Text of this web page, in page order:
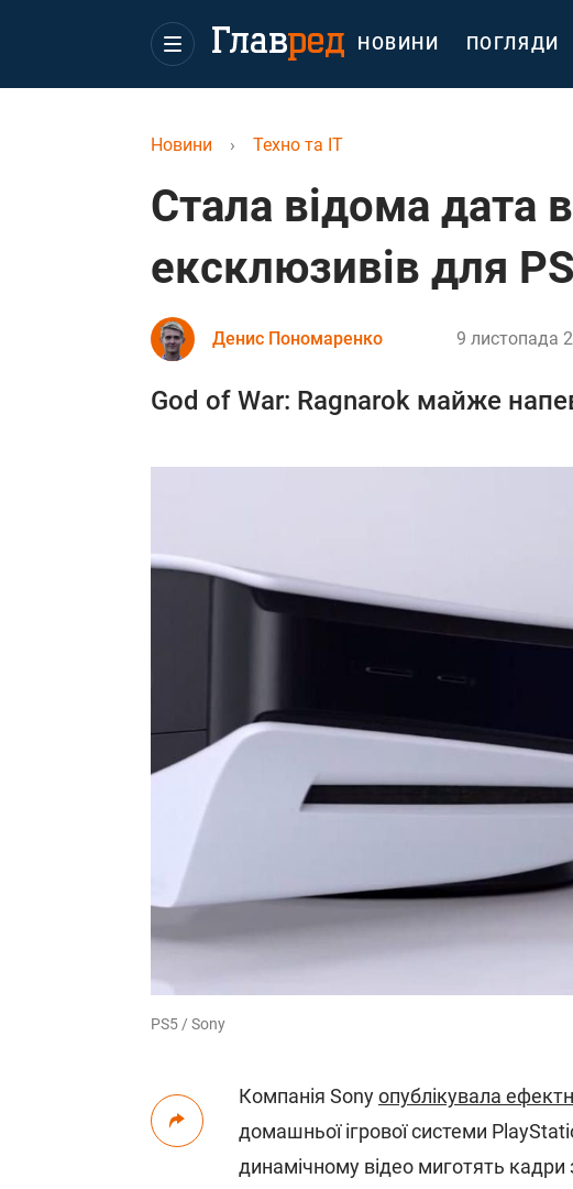
НОВИНИ ПОГЛЯДИ
Новини › Техно та IT
Стала відома дата
ексклюзивів для
Денис Пономаренко 9 листопада
God of War: Ragnarok майже
PS5 / Sony
Компанія Sonyопублікувала
домашньої ігрової системи
динамічному відео миготять кадри